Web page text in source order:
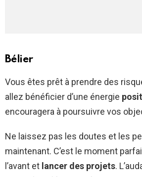
Bélier
Vous êtes prêt à prendre des
allez bénéficier d’une énergie
encouragera à poursuivre vos
Ne laissez pas les doutes et les
maintenant. C’est le moment
l’avant et lancer des projets.